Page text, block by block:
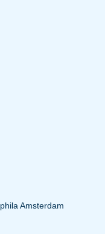
Amsterdam